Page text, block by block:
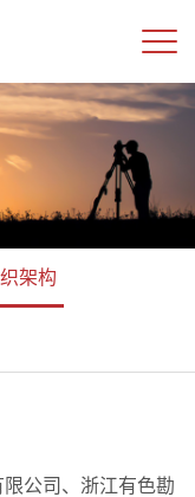
架构
公司、浙江有色勘